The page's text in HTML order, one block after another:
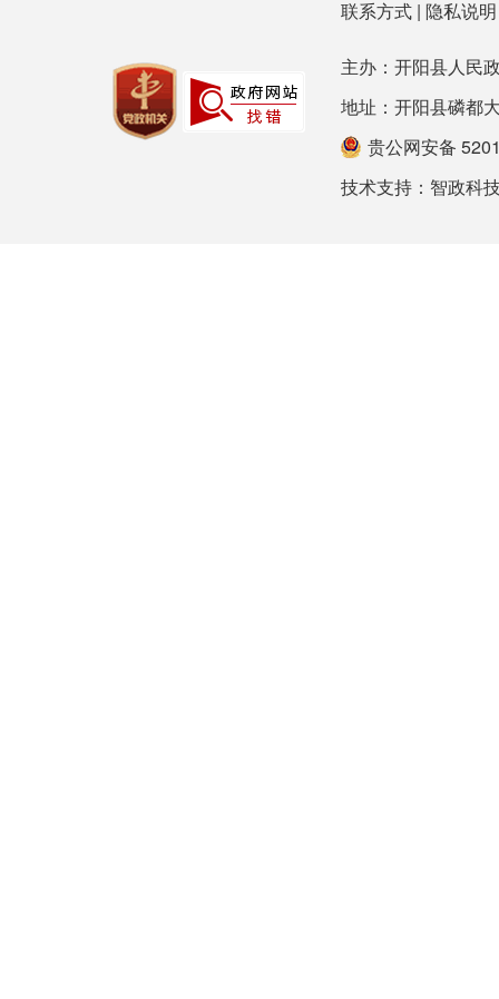
联系方式| 隐私说
主办：开阳县人民
地址：开阳县磷都
贵公网安备
技术支持： 智政科